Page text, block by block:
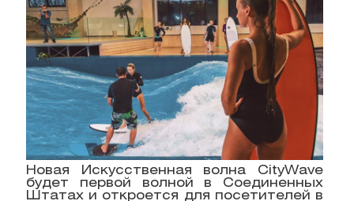
Новая Искусственная волна CityWave
будет первой волной в Соединенных
Штатах и откроется для посетителей в